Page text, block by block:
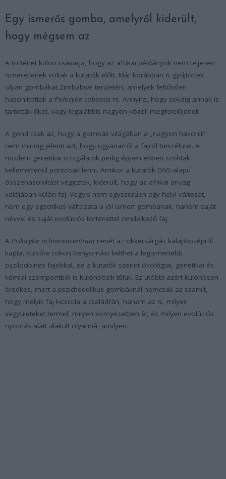
Egy ismerős gomba, amelyről kiderült,
hogy mégsem az
A történet külön csavarja, hogy az afrikai példányok nem teljesen
ismeretlenek voltak a kutatók előtt. Már korábban is gyűjtöttek
olyan gombákat Zimbabwe területén, amelyek feltűnően
hasonlítottak a Psilocybe cubensis-re. Annyira, hogy sokáig annak is
tartották őket, vagy legalábbis nagyon közeli megfelelőjének.
A gond csak az, hogy a gombák világában a „nagyon hasonlít”
nem mindig jelenti azt, hogy ugyanarról a fajról beszélünk. A
modern genetikai vizsgálatok pedig éppen ebben szoktak
kellemetlenül pontosak lenni. Amikor a kutatók DNS-alapú
összehasonlítást végeztek, kiderült, hogy az afrikai anyag
valójában külön faj. Vagyis nem egyszerűen egy helyi változat,
nem egy egzotikus változata a jól ismert gombának, hanem saját
névvel és saját evolúciós történettel rendelkező faj.
A Psilocybe ochraceocentrata nevét az okkersárgás kalapközépről
kapta. Külsőre rokon benyomást kelthet a legismertebb
pszilocibines fajokkal, de a kutatók szerint ökológiai, genetikai és
kémiai szempontból is különbözik tőlük. Ez utóbbi azért különösen
érdekes, mert a pszichedelikus gombáknál nemcsak az számít,
hogy melyik faj kicsoda a családfán, hanem az is, milyen
vegyületeket termel, milyen környezetben él, és milyen evolúciós
nyomás alatt alakult olyanná, amilyen.